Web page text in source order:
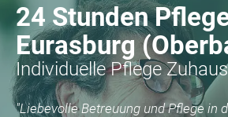
24 Stunden
Eurasburg
Individuelle Pflege
"Liebevolle Betreuung und Pflege in